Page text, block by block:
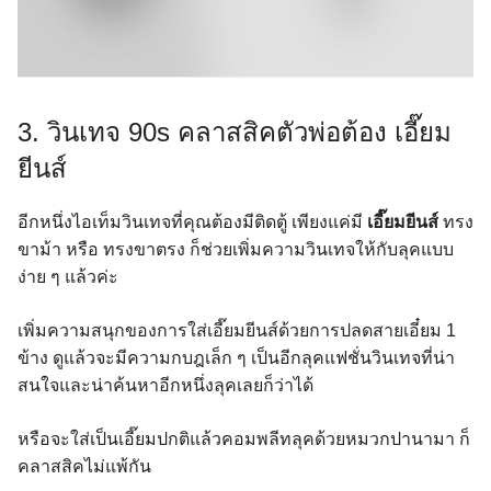
3. วินเทจ 90s คลาสสิคตัวพ่อต้อง เอี๊ยม
ยีนส์
อีกหนึ่งไอเท็มวินเทจที่คุณต้องมีติดตู้ เพียงแค่มี เอี๊ยมยีนส์ ทรง
ขาม้า หรือ ทรงขาตรง ก็ช่วยเพิ่มความวินเทจให้กับลุคแบบ
ง่าย ๆ แล้วค่ะ
เพิ่มความสนุกของการใส่เอี๊ยมยีนส์ด้วยการปลดสายเอี๋ยม 1
ข้าง ดูแล้วจะมีความกบฎเล็ก ๆ เป็นอีกลุคแฟชั่นวินเทจที่น่า
สนใจและน่าค้นหาอีกหนึ่งลุคเลยก็ว่าได้
หรือจะใส่เป็นเอี๊ยมปกติแล้วคอมพลีทลุคด้วยหมวกปานามา ก็
คลาสสิคไม่แพ้กัน